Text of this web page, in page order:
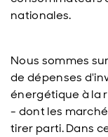
nationales.
Nous sommes
de dépenses
énergétique à la
- dont les
tirer parti. Dans